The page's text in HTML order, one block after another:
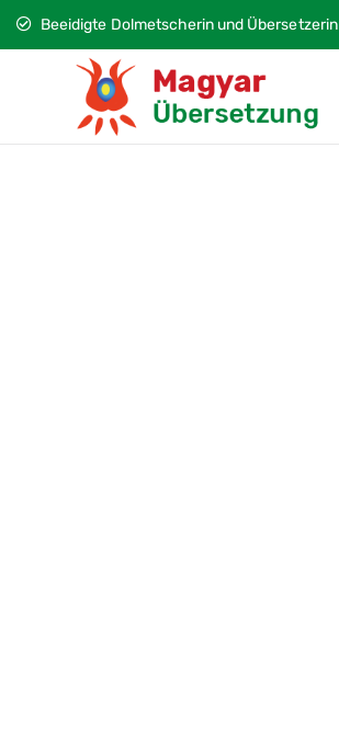
Beeidigte Dolmetscherin und Übersetzerin